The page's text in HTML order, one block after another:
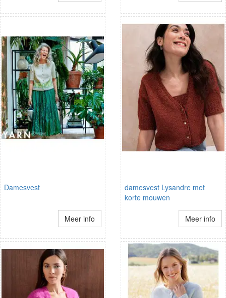
Damesvest
Meer info
damesvest Lysandre met
korte mouwen
Meer info